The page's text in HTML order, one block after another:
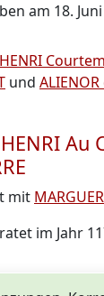
am 18.
HENRI
und
Au
mit
im Jahr